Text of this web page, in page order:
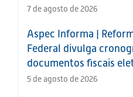
7 de agosto de 2026
Aspec Informa |
Federal divulga
documentos fiscais
5 de agosto de 2026